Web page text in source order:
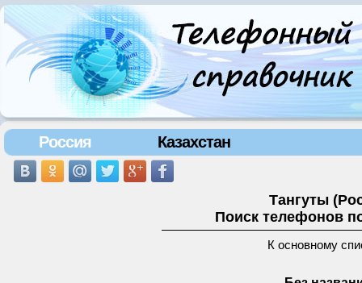
Россия Казахстан
Тангуты
Поиск телефонов
К основному